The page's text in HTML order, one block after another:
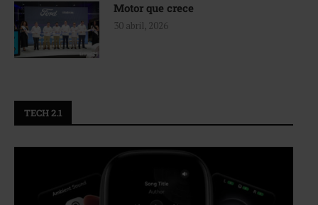
Motor que crece
30 abril, 2026
TECH 2.1